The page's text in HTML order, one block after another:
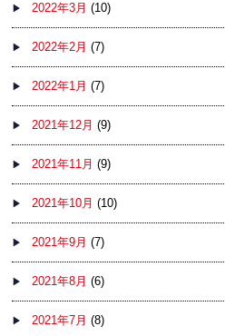
2022年3月 (10)
2022年2月 (7)
2022年1月 (7)
2021年12月 (9)
2021年11月 (9)
2021年10月 (10)
2021年9月 (7)
2021年8月 (6)
2021年7月 (8)